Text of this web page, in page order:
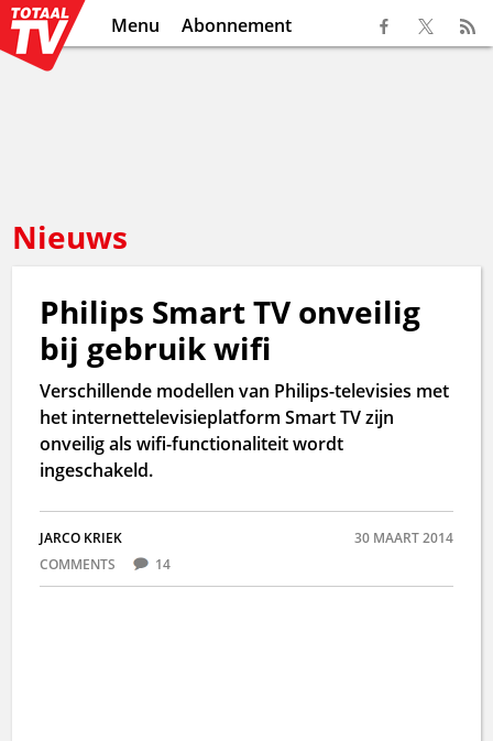
Menu Abonnement
Nieuws
Philips Smart TV onveilig
bij gebruik wifi
Verschillende modellen van Philips-televisies met
het internettelevisieplatform Smart TV zijn
onveilig als wifi-functionaliteit wordt
ingeschakeld.
JARCO KRIEK
30 MAART 2014
COMMENTS
14